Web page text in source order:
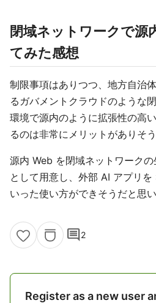
閉域ネットワークで源
てみた感想
制限事項はありつつ、地方自治
るガバメントクラウドのような
環境で源内のように拡張性の高
るのは非常にメリットがありそう
源内 Web を閉域ネットワーク
として用意し、外部 AI アプリ
いった使い方ができそうだと思い
comment2
Register as a new user